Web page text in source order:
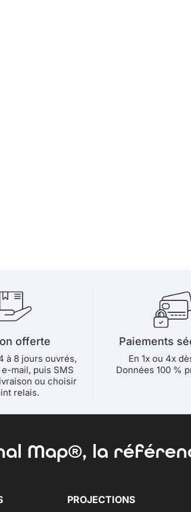
offerte
à 8 jours ouvrés,
mail, puis SMS
ou choisir
relais.
Paiements
En 1x ou 4x
Données 100 %
Map®, la
PROJECTIONS